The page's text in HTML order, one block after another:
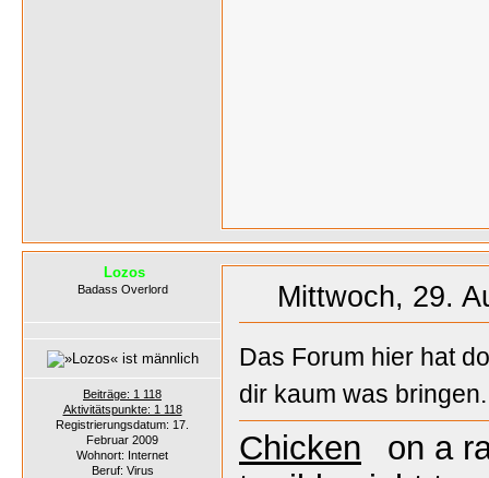
Lozos
Badass Overlord
Beiträge: 1 118
Aktivitätspunkte: 1 118
Registrierungsdatum: 17.
Februar 2009
Wohnort: Internet
Beruf: Virus
Mittwoch, 29.
Das Forum hier hat
dir kaum was
Chicken
on a